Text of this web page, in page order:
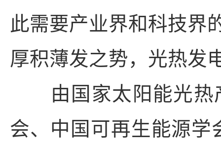
此需要产业界和科技界
厚积薄发之势，光热发
由国家太阳能光热
会、中国可再生能源学